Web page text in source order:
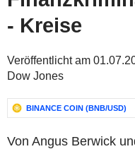
- Kreise
Veröffentlicht am
Dow Jones
BINANCE COIN (BNB/USD)
Von Angus Berwick